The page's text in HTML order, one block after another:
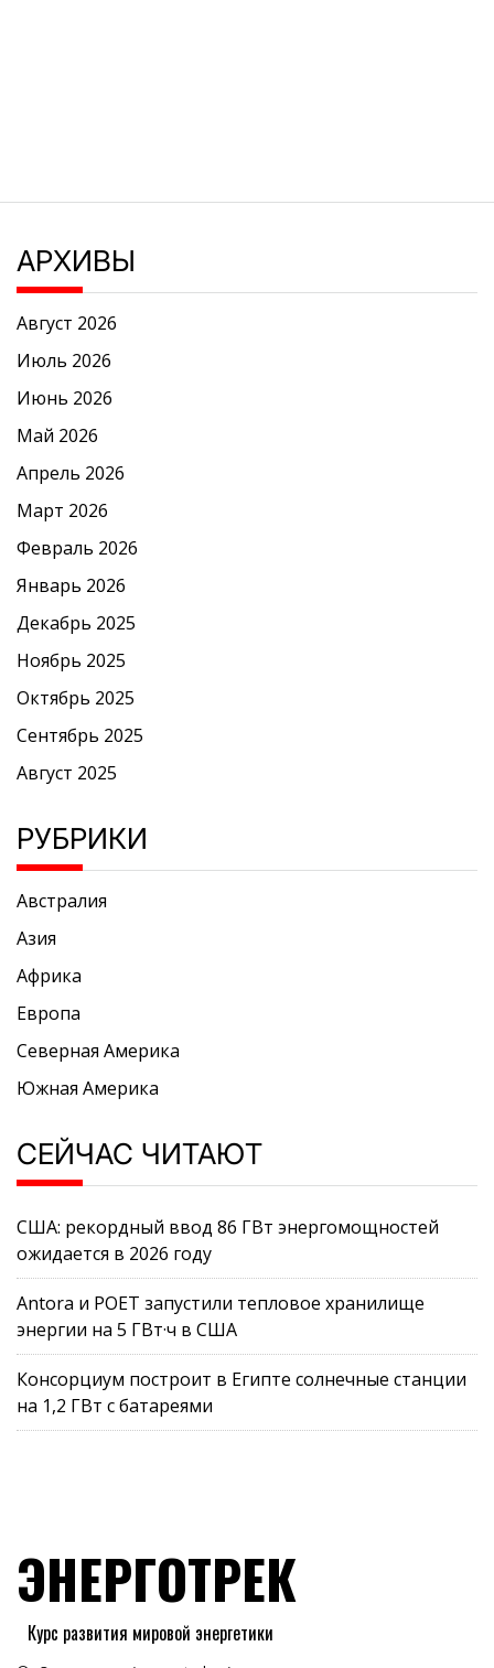
АРХИВЫ
Август 2026
Июль 2026
Июнь 2026
Май 2026
Апрель 2026
Март 2026
Февраль 2026
Январь 2026
Декабрь 2025
Ноябрь 2025
Октябрь 2025
Сентябрь 2025
Август 2025
РУБРИКИ
Австралия
Азия
Африка
Европа
Северная Америка
Южная Америка
СЕЙЧАС ЧИТАЮТ
США: рекордный ввод 86 ГВт энергомощностей
ожидается в 2026 году
Antora и POET запустили тепловое хранилище
энергии на 5 ГВт·ч в США
Консорциум построит в Египте солнечные станции
на 1,2 ГВт с батареями
ЭНЕРГОТРЕК
Курс развития мировой энергетики